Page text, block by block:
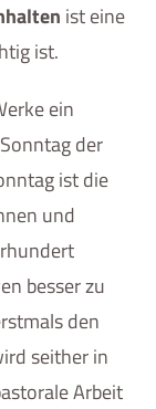
ist eine
ist.
ein
der
ist die
und
besser zu
den
seither in
Arbeit